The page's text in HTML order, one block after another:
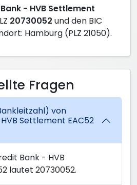
- HVB Settlement
20730052 und den BIC
Hamburg (PLZ 21050).
Fragen
von
Settlement EAC52
Bank - HVB
lautet 20730052.